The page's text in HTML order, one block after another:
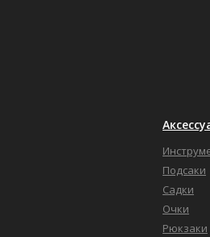
Подсаки
Садки
Очки
Рюкзаки